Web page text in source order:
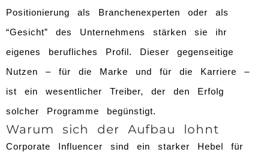
Positionierung als Branchenexperten oder als
“Gesicht” des Unternehmens stärken sie ihr
eigenes berufliches Profil. Dieser gegenseitige
Nutzen – für die Marke und für die Karriere –
ist ein wesentlicher Treiber, der den Erfolg
solcher Programme begünstigt.
Warum sich der Aufbau lohnt
Corporate Influencer sind ein starker Hebel für